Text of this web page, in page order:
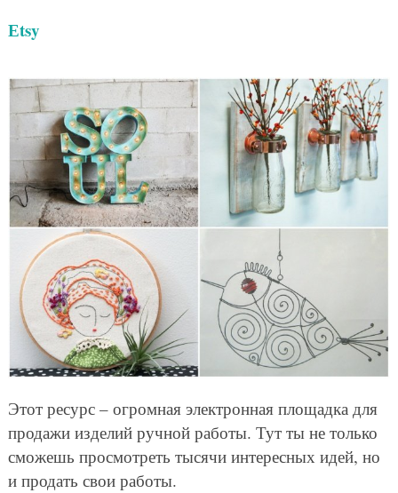
Еtsy
Этот ресурс – огромная электронная площадка для
продажи изделий ручной работы. Тут ты не только
сможешь просмотреть тысячи интересных идей, но
и продать свои работы.